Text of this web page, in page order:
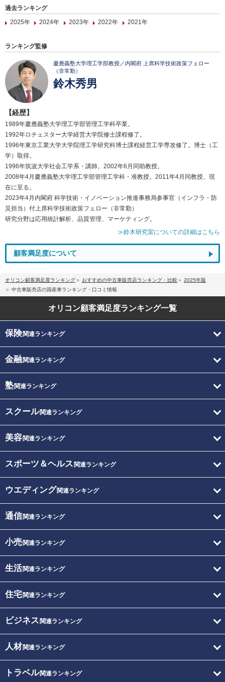
過去ランキング
2025年
2024年 2023年 2022年 2021年
ランキング監修
慶應義塾大学理工学部教授／内閣府 上席科学技術政策フェロー
（非常勤）
鈴木秀男
【経歴】
1989年慶應義塾大学理工学部管理工学科卒業。
1992年ロチェスター大学経営大学院修士課程修了。
1996年東京工業大学大学院理工学研究科博士課程経営工学専攻修了。博士（工
学）取得。
1996年筑波大学社会工学系・講師。2002年6月同助教授。
2008年4月慶應義塾大学理工学部管理工学科・准教授。2011年4月同教授、現
在に至る。
2023年4月内閣府 科学技術・イノベーション推進事務局参事官（インフラ・防
災担当）付上席科学技術政策フェロー（非常勤）
研究分野は応用統計解析、品質管理、マーケティング。
≫鈴木研究室についての詳細はこちら
顧客満足度について
オリコン顧客満足度ランキング おすすめの中古車販売店ランキング・比較
2025年版
中古車販売店の国産車ランキング・口コミ情報
オリコン顧客満足度ランキング一覧
保険関連ランキング
金融関連ランキング
塾関連ランキング
スクール関連ランキング
美容関連ランキング
スポーツ＆ヘルス 関連ランキング
ウエディング関連ランキング
通信関連ランキング
小売関連ランキング
生活関連ランキング
住宅関連ランキング
ビジネス 関連ランキング
人材関連ランキング
トラベル関連ランキング